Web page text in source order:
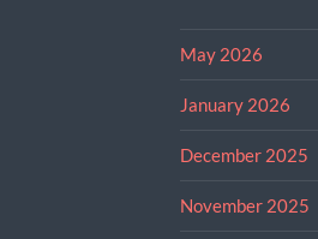
May 2026
January 2026
December 2025
November 2025